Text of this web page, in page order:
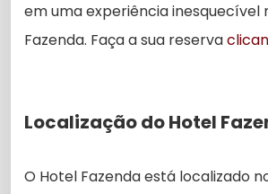
em uma experiência inesquecível
Fazenda. Faça a sua reserva
Localização do Hotel
O Hotel Fazenda está localizado